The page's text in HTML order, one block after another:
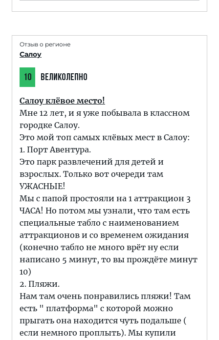
Отзыв о регионе
Салоу
10 ВЕЛИКОЛЕПНО
Салоу клёвое место!
Мне 12 лет, и я уже побывала в классном
городке Салоу.
Это мой топ самых клёвых мест в Салоу:
1. Порт Авентура.
Это парк развлечений для детей и
взрослых. Только вот очереди там
УЖАСНЫЕ!
Мы с папой простояли на 1 аттракцион 3
ЧАСА! Но потом мы узнали, что там есть
специальные табло с наименованием
аттракционов и со временем ожидания
(конечно табло не много врёт ну если
написано 5 минут, то вы прождёте минут
10)
2. Пляжи.
Нам там очень понравились пляжи! Там
есть " платформа" с которой можно
прыгать она находится чуть подальше (
если немного проплыть). Мы купили